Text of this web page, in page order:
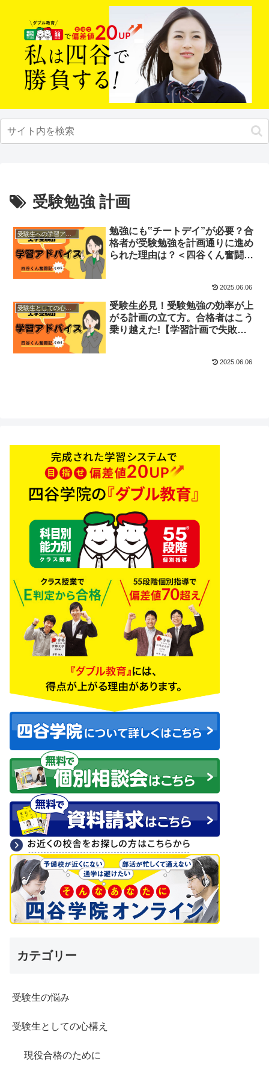
受験勉強 計画
勉強にも‟チートデイ”が必要？合
格者が受験勉強を計画通りに進め
られた理由は？＜四谷くん奮闘記
2025.06.06
受験生としての心構え
受験生必見！受験勉強の効率が上
がる計画の立て方。合格者はこう
乗り越えた!【学習計画で失敗し
2025.06.06
カテゴリー
受験生の悩み
受験生としての心構え
現役合格のために